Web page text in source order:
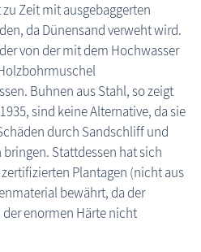
Zeit mit ausgebaggerten
da Dünensand verweht wird.
von der mit dem Hochwasser
Buhnen aus Stahl, so zeigt
sind keine Alternative, da sie
durch Sandschliff und
Stattdessen hat sich
Plantagen (nicht aus
bewährt, da der
enormen Härte nicht